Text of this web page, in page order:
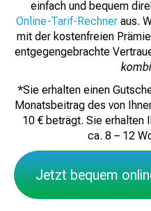
einfach und bequem
Online-Tarif-Rechner aus.
mit der kostenfreien
entgegengebrachte
*Sie erhalten einen
Monatsbeitrag des von
10 € beträgt. Sie erhalten
ca. 8 – 12
Jetzt bequem